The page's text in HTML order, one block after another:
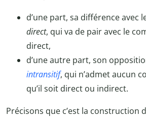
d’une part, sa différence avec
direct, qui va de pair avec le
direct,
d’une autre part, son
intransitif, qui n’admet aucun
qu’il soit direct ou indirect.
Précisons que c’est la construction